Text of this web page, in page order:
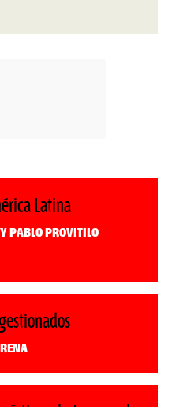
Latina
y Pablo Provitilo